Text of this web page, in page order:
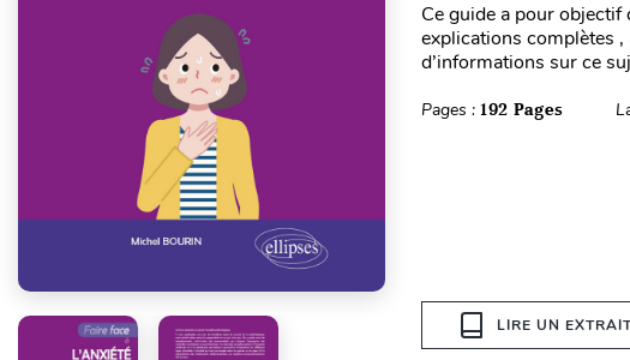
Ce guide a pour objectif
explications complètes ,
d’informations sur ce
Pages : 192 Pages
LIRE UN